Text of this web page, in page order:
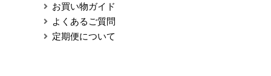
お買い物ガイド
よくあるご質問
定期便について